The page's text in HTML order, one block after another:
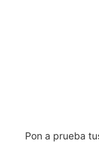
Pon a prueba